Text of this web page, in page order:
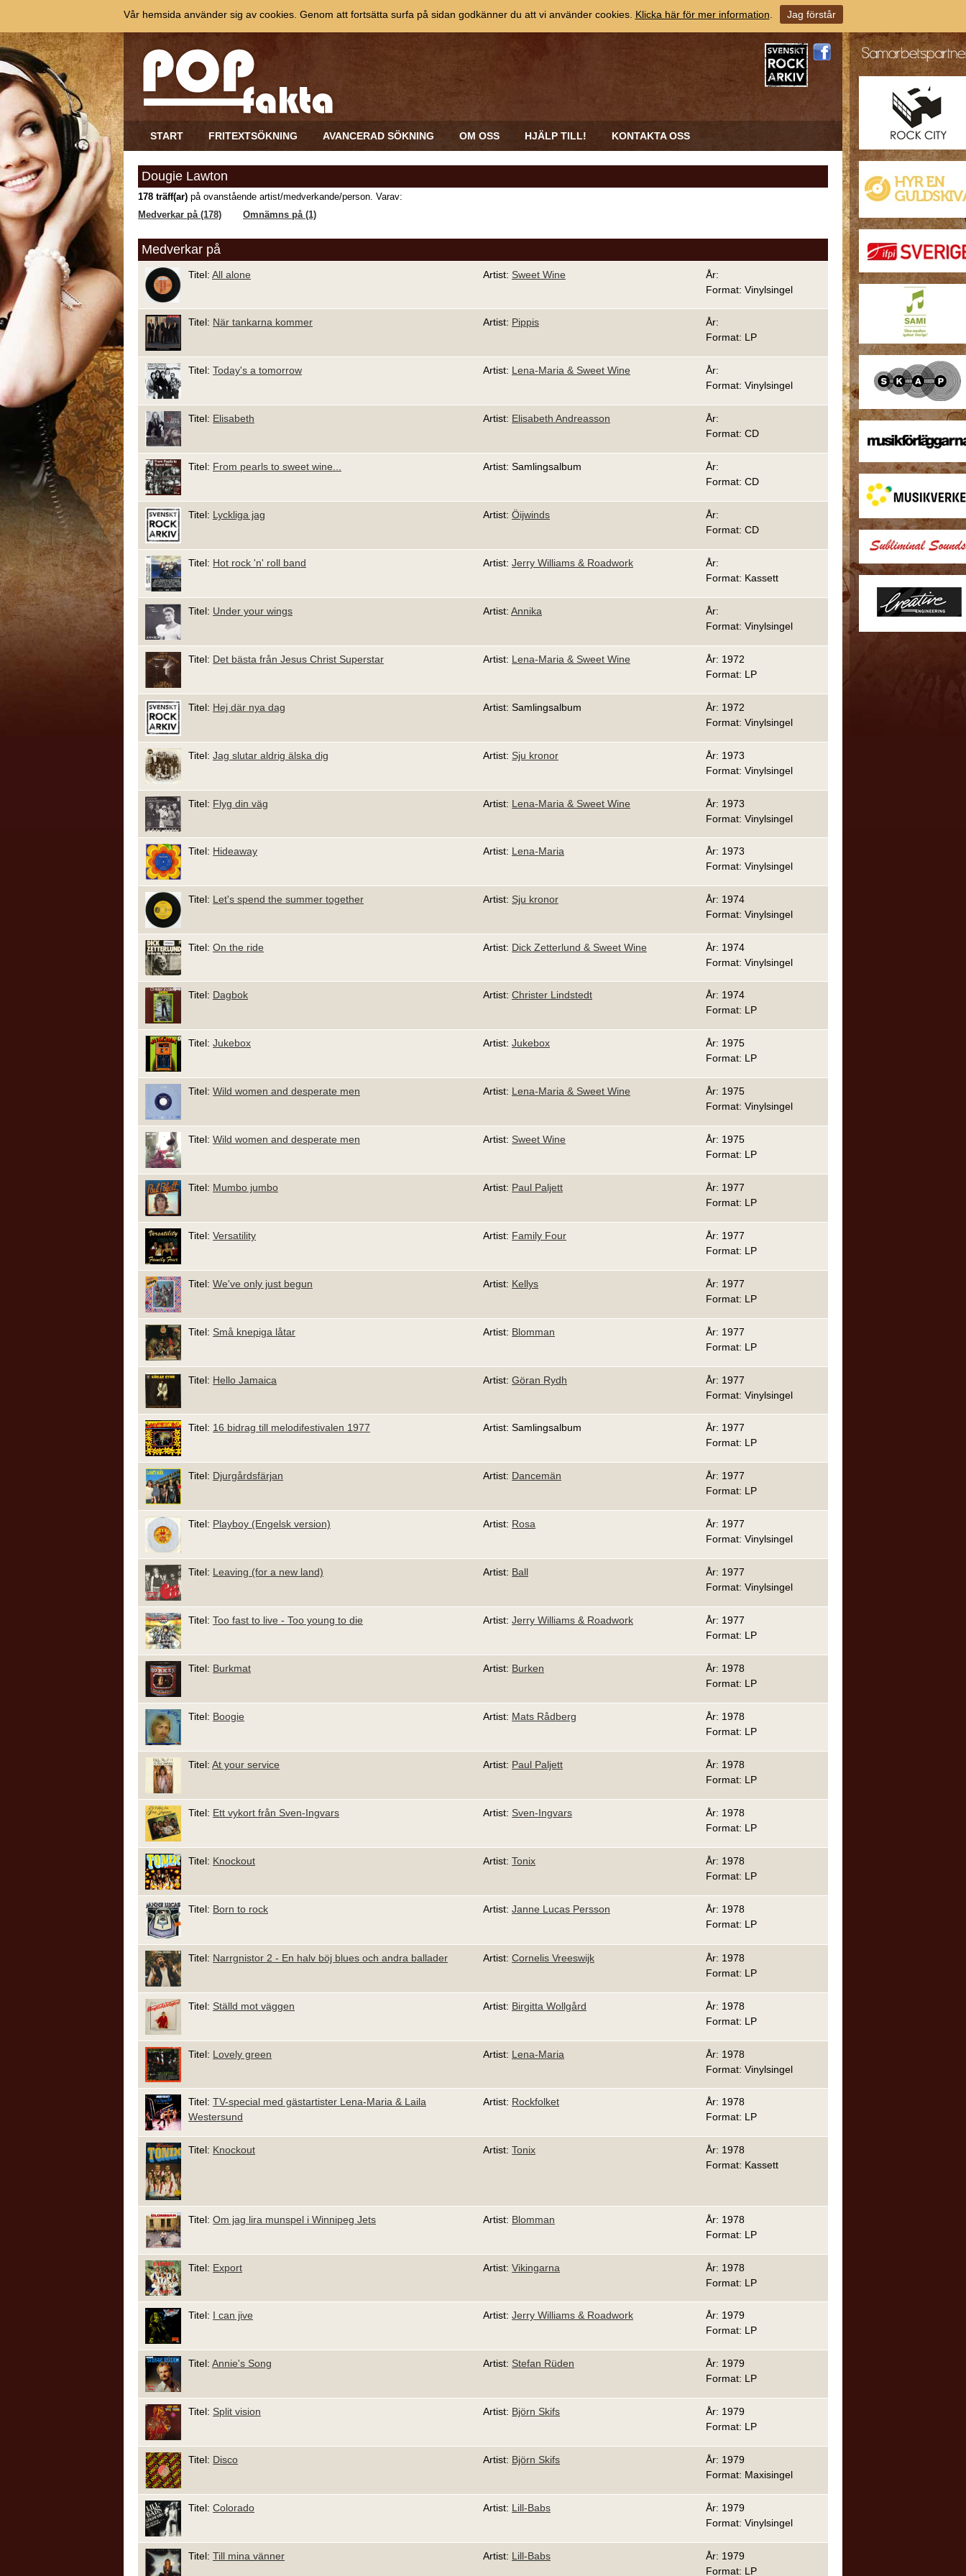
START FRITEXTSÖKNING AVANCERAD SÖKNING OM OSS HJÄLP TILL! KONTAKTA OSS
Dougie Lawton
178 träff(ar) på ovanstående artist/medverkande/person. Varav:
Medverkar på (178)
Omnämns på (1)
Medverkar på
Titel: All alone Artist: Sweet Wine
År:
Format: Vinylsingel
Titel: När tankarna kommer Artist: Pippis
År:
Format: LP
Titel: Today's a tomorrow Artist: Lena-Maria & Sweet Wine
År:
Format: Vinylsingel
Titel: Elisabeth Artist: Elisabeth Andreasson
År:
Format: CD
Titel: From pearls to sweet wine... Artist: Samlingsalbum
År:
Format: CD
Titel: Lyckliga jag Artist: Öijwinds
År:
Format: CD
Titel: Hot rock 'n' roll band Artist: Jerry Williams & Roadwork
År:
Format: Kassett
Titel: Under your wings Artist: Annika
År:
Format: Vinylsingel
Titel: Det bästa från Jesus Christ Superstar Artist: Lena-Maria & Sweet Wine
År: 1972
Format: LP
Titel: Hej där nya dag Artist: Samlingsalbum
År: 1972
Format: Vinylsingel
Titel: Jag slutar aldrig älska dig Artist: Sju kronor
År: 1973
Format: Vinylsingel
Titel: Flyg din väg Artist: Lena-Maria & Sweet Wine
År: 1973
Format: Vinylsingel
Titel: Hideaway Artist: Lena-Maria
År: 1973
Format: Vinylsingel
Titel: Let's spend the summer together Artist: Sju kronor
År: 1974
Format: Vinylsingel
Titel: On the ride Artist: Dick Zetterlund & Sweet Wine
År: 1974
Format: Vinylsingel
Titel: Dagbok Artist: Christer Lindstedt
År: 1974
Format: LP
Titel: Jukebox Artist: Jukebox
År: 1975
Format: LP
Titel: Wild women and desperate men Artist: Lena-Maria & Sweet Wine
År: 1975
Format: Vinylsingel
Titel: Wild women and desperate men Artist: Sweet Wine
År: 1975
Format: LP
Titel: Mumbo jumbo Artist: Paul Paljett
År: 1977
Format: LP
Titel: Versatility Artist: Family Four
År: 1977
Format: LP
Titel: We've only just begun Artist: Kellys
År: 1977
Format: LP
Titel: Små knepiga låtar Artist: Blomman
År: 1977
Format: LP
Titel: Hello Jamaica Artist: Göran Rydh
År: 1977
Format: Vinylsingel
Titel: 16 bidrag till melodifestivalen 1977 Artist: Samlingsalbum
År: 1977
Format: LP
Titel: Djurgårdsfärjan Artist: Dancemän
År: 1977
Format: LP
Titel: Playboy (Engelsk version) Artist: Rosa
År: 1977
Format: Vinylsingel
Titel: Leaving (for a new land) Artist: Ball
År: 1977
Format: Vinylsingel
Titel: Too fast to live - Too young to die Artist: Jerry Williams & Roadwork
År: 1977
Format: LP
Titel: Burkmat Artist: Burken
År: 1978
Format: LP
Titel: Boogie Artist: Mats Rådberg
År: 1978
Format: LP
Titel: At your service Artist: Paul Paljett
År: 1978
Format: LP
Titel: Ett vykort från Sven-Ingvars Artist: Sven-Ingvars
År: 1978
Format: LP
Titel: Knockout Artist: Tonix
År: 1978
Format: LP
Titel: Born to rock Artist: Janne Lucas Persson
År: 1978
Format: LP
Titel: Narrgnistor 2 - En halv böj blues och andra ballader Artist: Cornelis Vreeswijk
År: 1978
Format: LP
Titel: Ställd mot väggen Artist: Birgitta Wollgård
År: 1978
Format: LP
Titel: Lovely green Artist: Lena-Maria
År: 1978
Format: Vinylsingel
Titel: TV-special med gästartister Lena-Maria & Laila
Westersund
Artist: Rockfolket
År: 1978
Format: LP
Titel: Knockout Artist: Tonix
År: 1978
Format: Kassett
Titel: Om jag lira munspel i Winnipeg Jets Artist: Blomman
År: 1978
Format: LP
Titel: Export Artist: Vikingarna
År: 1978
Format: LP
Titel: I can jive Artist: Jerry Williams & Roadwork
År: 1979
Format: LP
Titel: Annie's Song Artist: Stefan Rüden
År: 1979
Format: LP
Titel: Split vision Artist: Björn Skifs
År: 1979
Format: LP
Titel: Disco Artist: Björn Skifs
År: 1979
Format: Maxisingel
Titel: Colorado Artist: Lill-Babs
År: 1979
Format: Vinylsingel
Titel: Till mina vänner Artist: Lill-Babs
År: 1979
Format: LP
Vår hemsida använder sig av cookies. Genom att fortsätta surfa på sidan godkänner du att vi använder cookies. Klicka här för mer information Jag förstår